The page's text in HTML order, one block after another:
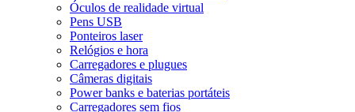
Óculos de realidade virtual
Pens USB
Ponteiros laser
Relógios e hora
Carregadores e plugues
Câmeras digitais
Power banks e baterias portáteis
Carregadores sem fios